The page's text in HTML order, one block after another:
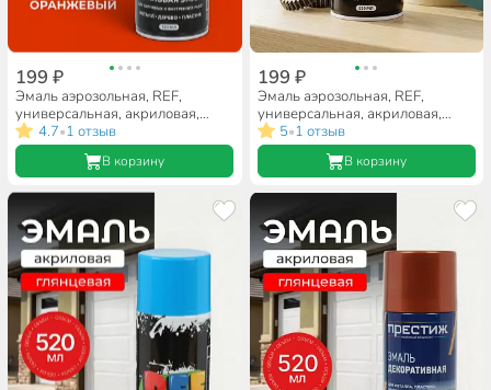
199 ₽
Эмаль аэрозольная, REF,
универсальная, акриловая,
глянцевая, оранжево-красная,
520 мл
4.7•1 отзыв
В корзину
199 ₽
Эмаль аэрозольная, REF,
универсальная, акриловая,
глянцевая, желтая, 520 мл
5•1 отзыв
В корзину